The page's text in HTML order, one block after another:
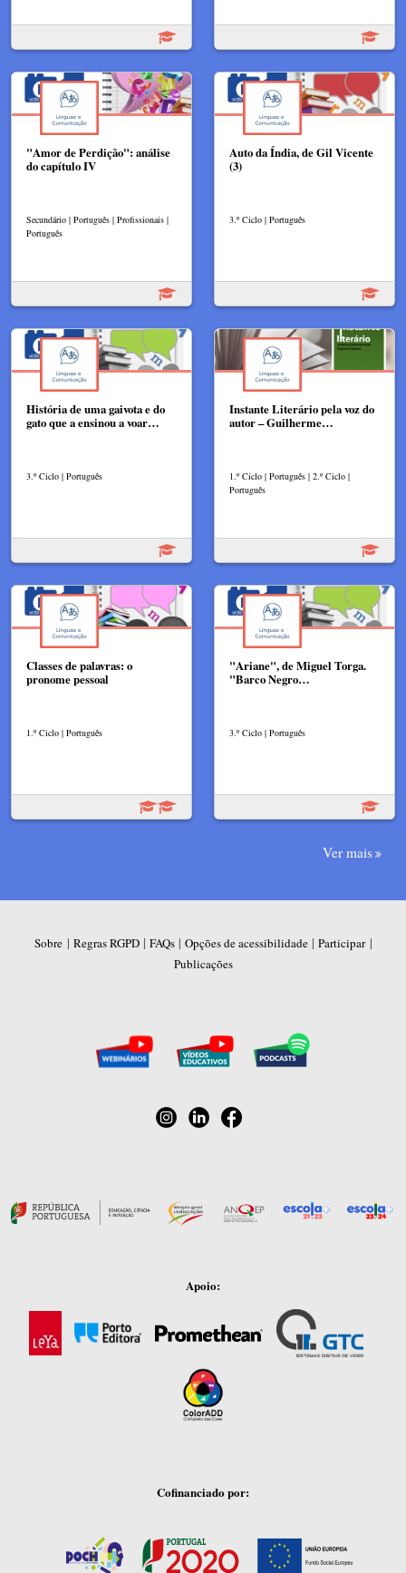
"Amor de Perdição": análise
do capítulo IV
Secundário | Português | Profissionais |
Português
Auto da Índia, de Gil Vicente
(3)
3.º Ciclo | Português
História de uma gaivota e do
gato que a ensinou a voar…
3.º Ciclo | Português
Instante Literário pela voz do
autor – Guilherme…
1.º Ciclo | Português | 2.º Ciclo |
Português
Classes de palavras: o
pronome pessoal
1.º Ciclo | Português
"Ariane", de Miguel Torga.
"Barco Negro…
3.º Ciclo | Português
Ver mais
Sobre | Regras RGPD| FAQs| Opções de acessibilidade| Participar|
Publicações
Apoio:
Cofinanciado por: